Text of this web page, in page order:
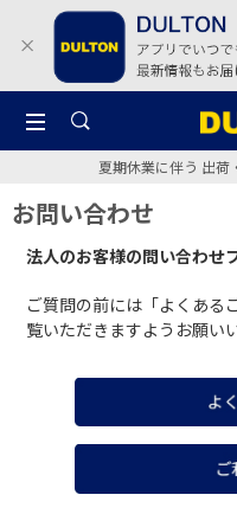
夏期休業に伴う 出荷
お問い合わせ
法人のお客様の問い合わせ
ご質問の前には「よくある
覧いただきますようお願い